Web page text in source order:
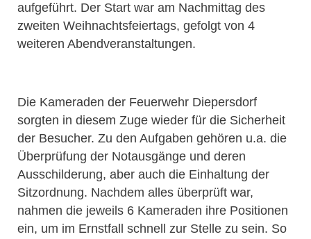
aufgeführt. Der Start war am Nachmittag des
zweiten Weihnachtsfeiertags, gefolgt von 4
weiteren Abendveranstaltungen.
Die Kameraden der Feuerwehr Diepersdorf
sorgten in diesem Zuge wieder für die Sicherheit
der Besucher. Zu den Aufgaben gehören u.a. die
Überprüfung der Notausgänge und deren
Ausschilderung, aber auch die Einhaltung der
Sitzordnung. Nachdem alles überprüft war,
nahmen die jeweils 6 Kameraden ihre Positionen
ein, um im Ernstfall schnell zur Stelle zu sein. So